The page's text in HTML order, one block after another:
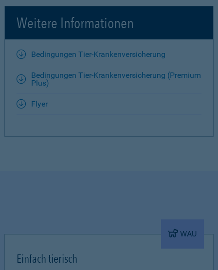
Weitere Informationen
Bedingungen Tier-Krankenversicherung
Bedingungen Tier-Krankenversicherung (Premium
Plus)
Flyer
WAU
Einfach tierisch